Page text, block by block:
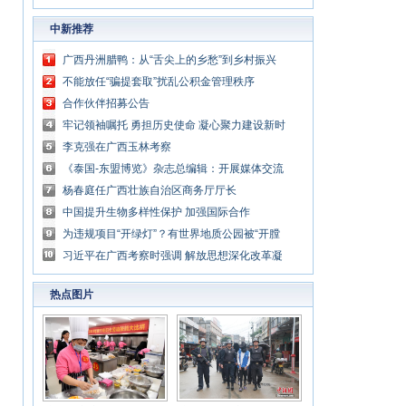
中新推荐
广西丹洲腊鸭：从“舌尖上的乡愁”到乡村振兴
的“利器”
不能放任“骗提套取”扰乱公积金管理秩序
合作伙伴招募公告
牢记领袖嘱托 勇担历史使命 凝心聚力建设新时
代中国特色社会主义壮美广西
李克强在广西玉林考察
《泰国-东盟博览》杂志总编辑：开展媒体交流
讲好中国与东盟合作故事
杨春庭任广西壮族自治区商务厅厅长
中国提升生物多样性保护 加强国际合作
为违规项目“开绿灯”？有世界地质公园被“开膛
破肚”
习近平在广西考察时强调 解放思想深化改革凝
心聚力担当实干 建设新时代中国特色社会主义
壮美
热点图片